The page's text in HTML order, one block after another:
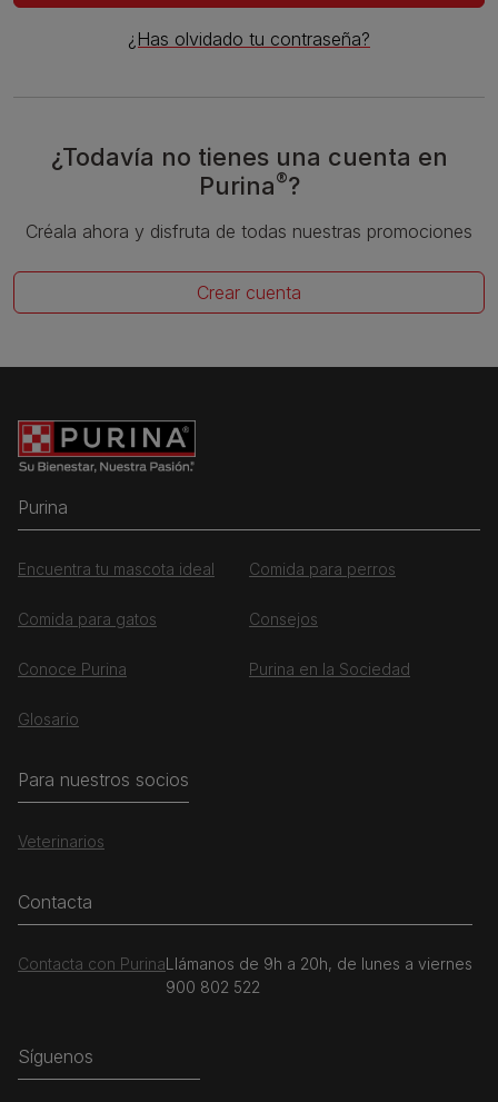
¿Has olvidado tu contraseña?
¿Todavía no tienes una cuenta en
Purina®?
Créala ahora y disfruta de todas nuestras promociones
Crear cuenta
Purina
Encuentra tu mascota ideal Comida para perros
Comida para gatos Consejos
Conoce Purina Purina en la Sociedad
Glosario
Para nuestros socios
Veterinarios
Contacta
Contacta con PurinaLlámanos de 9h a 20h, de lunes a viernes
900 802 522
Síguenos